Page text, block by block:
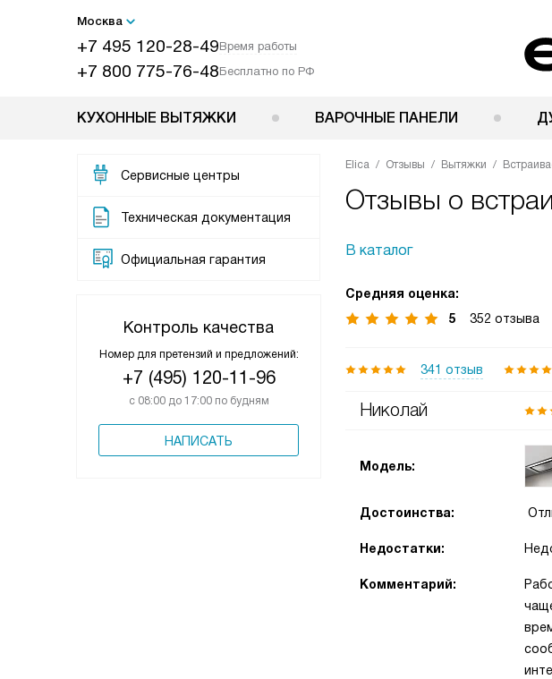
Москва
+7 495 120-28-49Время работы
+7 800 775-76-48Бесплатно по РФ
КУХОННЫЕ ВЫТЯЖКИ ВАРОЧНЫЕ ПАНЕЛИ
Сервисные центры
Техническая документация
Официальная гарантия
Контроль качества
Номер для претензий и предложений:
+7 (495) 120-11-96
с 08:00 до 17:00 по будням
НАПИСАТЬ
Elica Отзывы Вытяжки
Отзывы о
В каталог
Средняя оценка:
5
352 отзыва
341 отзыв
Николай
Модель:
Достоинства:
Недостатки:
Комментарий: